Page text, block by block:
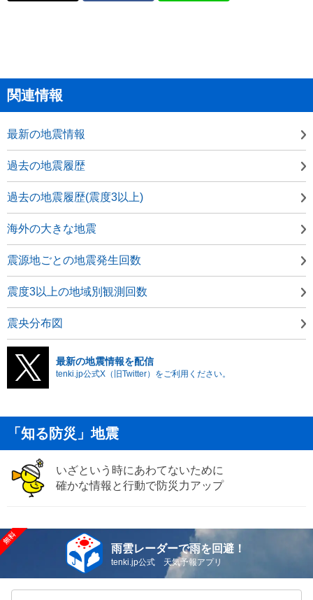
関連情報
最新の地震情報
過去の地震履歴
過去の地震履歴(震度3以上)
海外の大きな地震
震源地ごとの地震発生回数
震度3以上の地域別観測回数
震央分布図
最新の地震情報を配信
tenki.jp公式X（旧Twitter）をご利用ください。
「知る防災」地震
いざという時にあわてないために
確かな情報と行動で防災力アップ
雨雲レーダーで雨を回避！
tenki.jp公式 天気予報アプリ